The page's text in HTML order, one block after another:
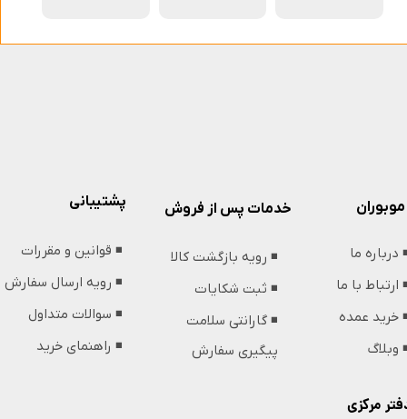
مرکزی
پشتیبانی
◾️ قوانین و مقررات
◾️ رویه ارسال سفارش
◾️ سوالات متداول
◾️ راهنمای خرید
موبوران
درباره ما
ارتباط با ما
خرید عمده
وبلاگ
خدمات پس از فروش
◾️ رویه بازگشت کالا
◾️ ثبت شکایات
◾️ گارانتی سلامت
پیگیری سفارش